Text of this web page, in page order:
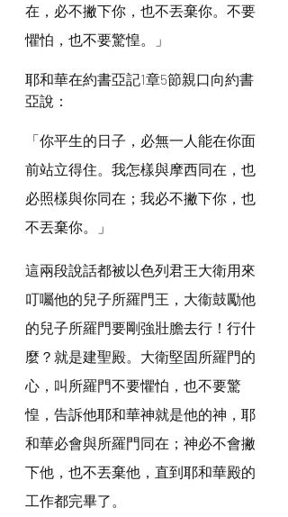
在，必不撇下你，也不丟棄你。不要
懼怕，也不要驚惶。」
耶和華在約書亞記1章5節親口向約書
亞說：
「你平生的日子，必無一人能在你面
前站立得住。我怎樣與摩西同在，也
必照樣與你同在；我必不撇下你，也
不丟棄你。」
這兩段說話都被以色列君王大衛用來
叮囑他的兒子所羅門王，大衞鼓勵他
的兒子所羅門要剛強壯膽去行！行什
麼？就是建聖殿。大衛堅固所羅門的
心，叫所羅門不要懼怕，也不要驚
惶，告訴他耶和華神就是他的神，耶
和華必會與所羅門同在；神必不會撇
下他，也不丟棄他，直到耶和華殿的
工作都完畢了。